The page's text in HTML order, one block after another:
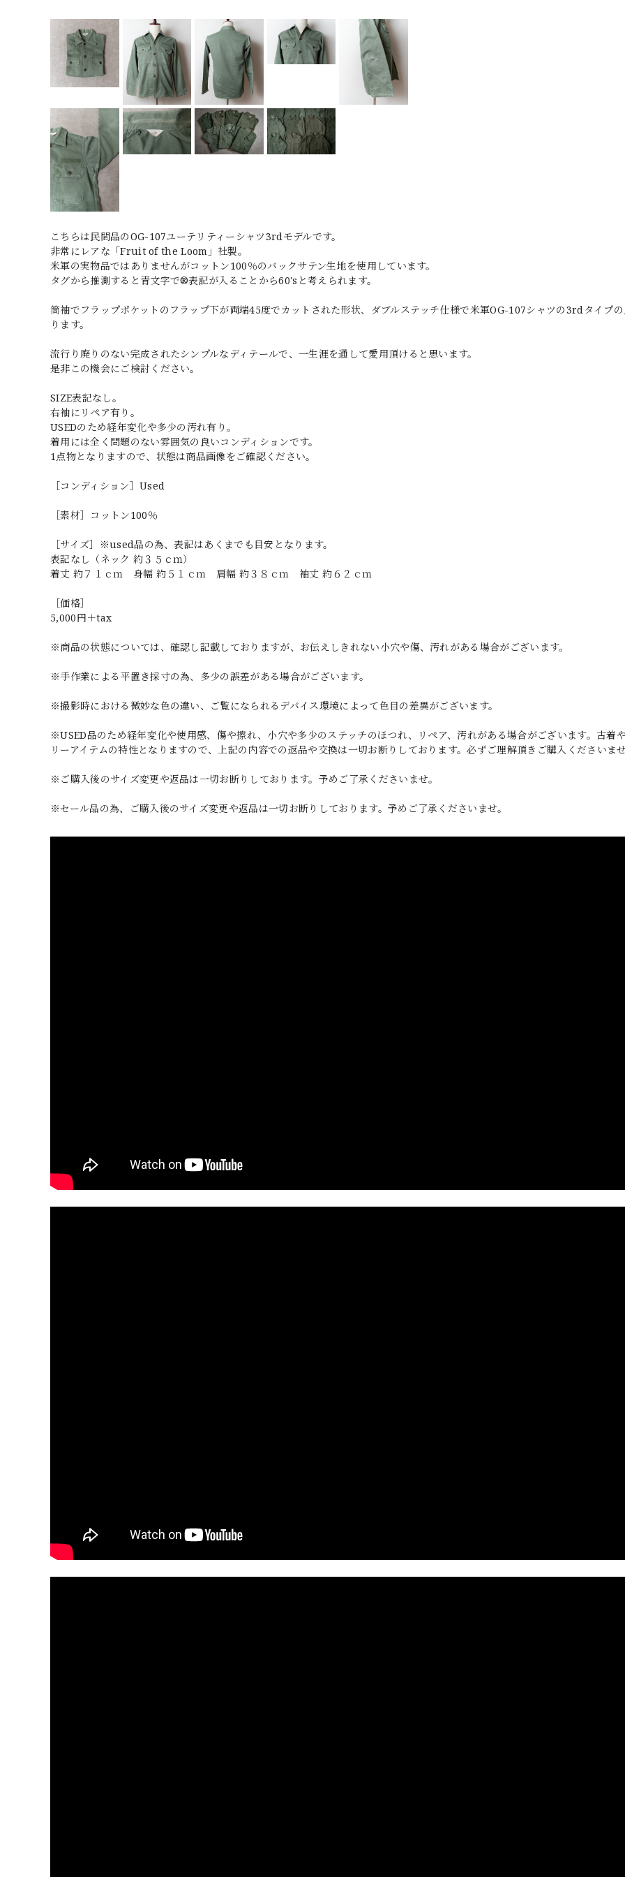
こちらは民間品のOG-107ユーテリティーシャツ3rdモデルです。
非常にレアな「Fruit of the Loom」社製。
米軍の実物品ではありませんがコットン100％のバックサテン生地を使用しています。
タグから推測すると青文字で®️表記が入ることから60'sと考えられます。
筒袖でフラップポケットのフラップ下が両端45度でカットされた形状、ダブルステッチ仕様で米軍OG-107シャツの3rdタイプ
ります。
流行り廃りのない完成されたシンプルなディテールで、一生涯を通して愛用頂けると思います。
是非この機会にご検討ください。
SIZE表記なし。
右袖にリペア有り。
USEDのため経年変化や多少の汚れ有り。
着用には全く問題のない雰囲気の良いコンディションです。
1点物となりますので、状態は商品画像をご確認ください。
［コンディション］Used
［素材］コットン100％
［サイズ］※used品の為、表記はあくまでも目安となります。
表記なし（ネック 約３５ｃｍ）
着丈 約７１ｃｍ 身幅 約５１ｃｍ 肩幅 約３８ｃｍ 袖丈 約６２ｃｍ
［価格］
5,000円＋tax
※商品の状態については、確認し記載しておりますが、お伝えしきれない小穴や傷、汚れがある場合がございます。
※手作業による平置き採寸の為、多少の誤差がある場合がございます。
※撮影時における微妙な色の違い、ご覧になられるデバイス環境によって色目の差異がございます。
※USED品のため経年変化や使用感、傷や擦れ、小穴や多少のステッチのほつれ、リペア、汚れがある場合がございます。古着
リーアイテムの特性となりますので、上記の内容での返品や交換は一切お断りしております。必ずご理解頂きご購入くださいませ
※ご購入後のサイズ変更や返品は一切お断りしております。予めご了承くださいませ。
※セール品の為、ご購入後のサイズ変更や返品は一切お断りしております。予めご了承くださいませ。